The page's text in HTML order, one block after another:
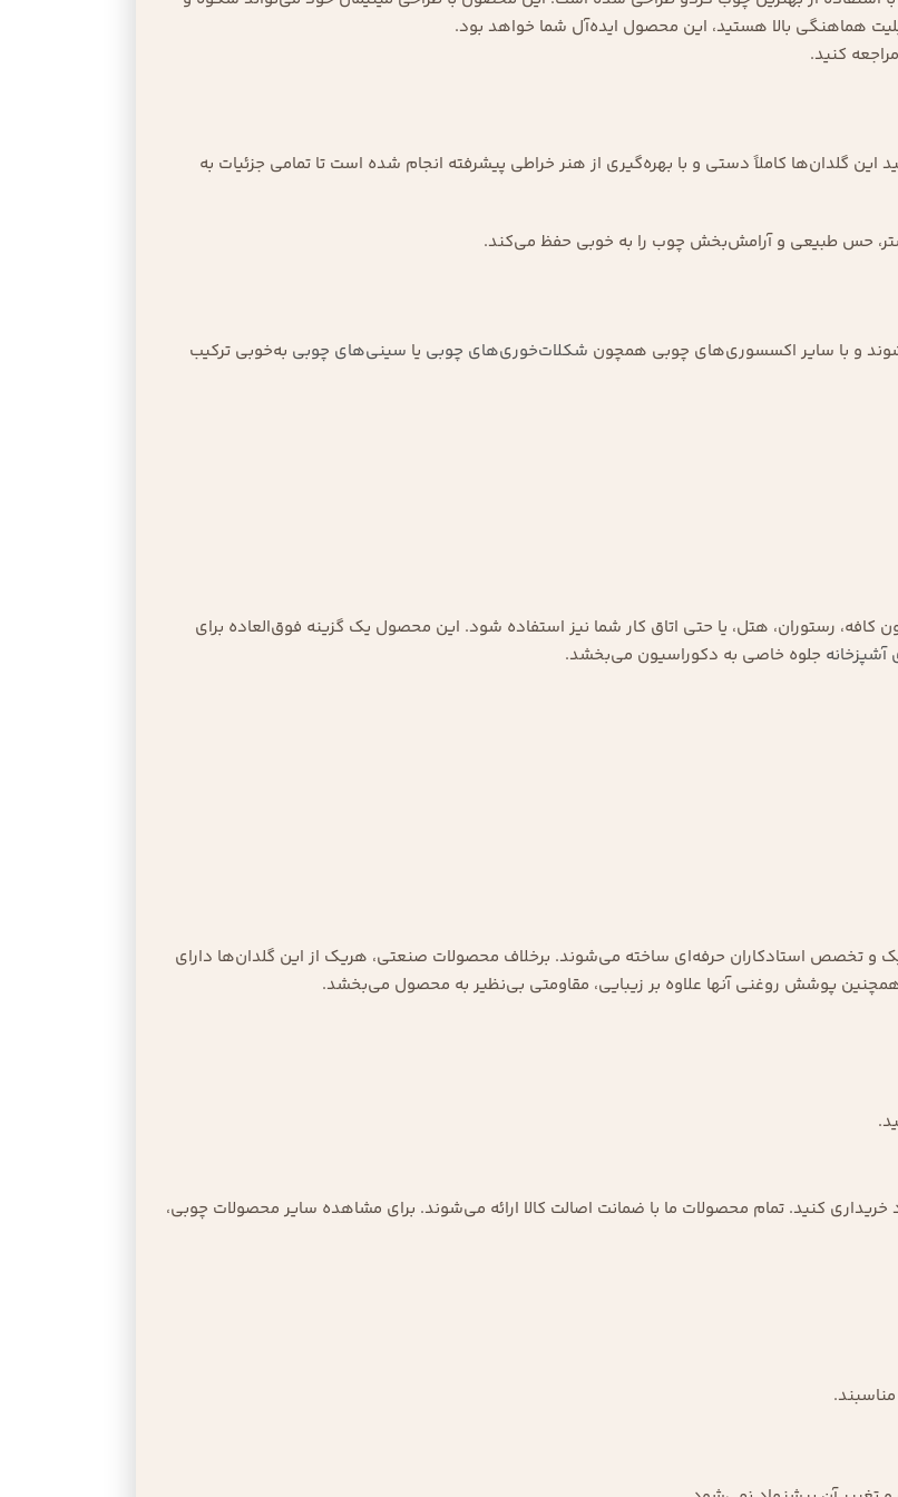
هماهنگی بالا هستید، این محصول ایده‌آل شما خواهد بود.
کنید.
گلدان‌ها کاملاً دستی و با بهره‌گیری از هنر خراطی پیشرفته انجام شده است تا تمامی جزئیات به
حس طبیعی و آرامش‌بخش چوب را به خوبی حفظ می‌کند.
و با سایر اکسسوری‌های چوبی همچون شکلات‌خوری‌های چوبی یا سینی‌های چوبی به‌خوبی ترکیب
رستوران، هتل، یا حتی اتاق کار شما نیز استفاده شود. این محصول یک گزینه فوق‌العاده برای
جلوه خاصی به دکوراسیون می‌بخشد.
و تخصص استادکاران حرفه‌ای ساخته می‌شوند. برخلاف محصولات صنعتی، هریک از این گلدان‌ها دارای
پوشش روغنی آنها علاوه بر زیبایی، مقاومتی بی‌نظیر به محصول می‌بخشد.
کنید. تمام محصولات ما با ضمانت اصالت کالا ارائه می‌شوند. برای مشاهده سایر محصولات چوبی،